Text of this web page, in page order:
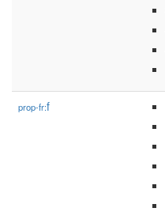
prop-fr:f